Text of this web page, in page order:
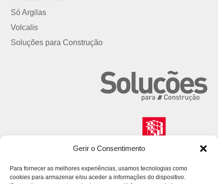
Gerir o Consentimento
Para fornecer as melhores experiências, usamos tecnologias como
cookies para armazenar e/ou aceder a informações do dispositivo.
Só Argilas
Volcalis
Soluções para Construção